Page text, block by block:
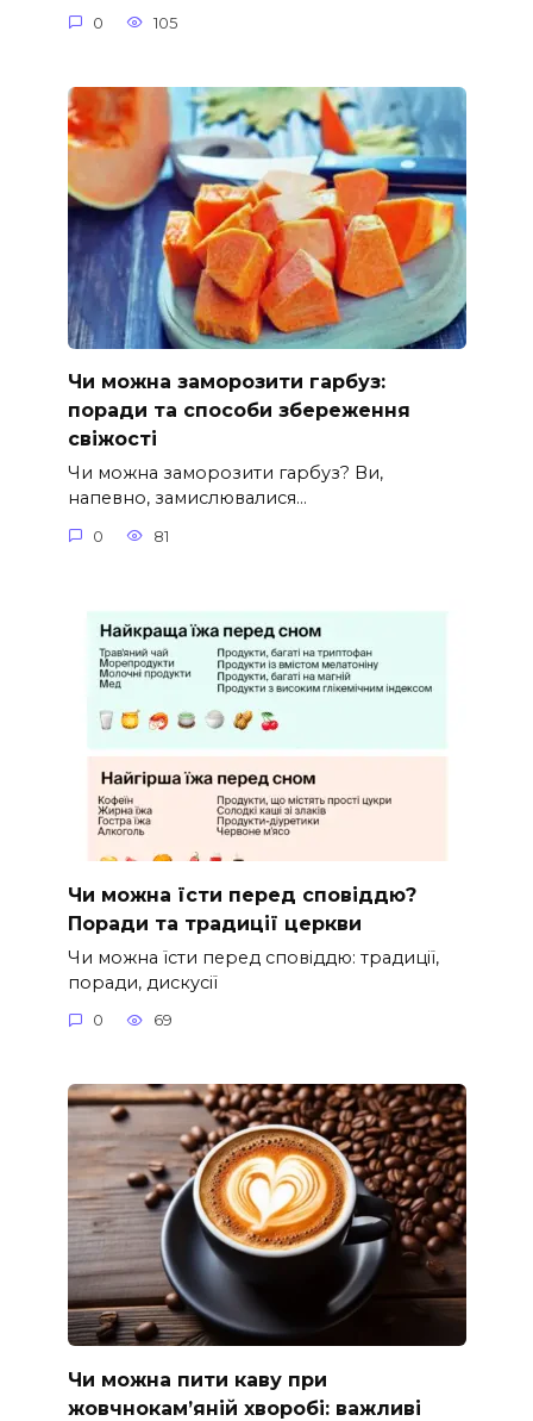
0 105
Чи можна заморозити гарбуз:
поради та способи збереження
свіжості
Чи можна заморозити гарбуз? Ви,
напевно, замислювалися…
0 81
Чи можна їсти перед сповіддю?
Поради та традиції церкви
Чи можна їсти перед сповіддю: традиції,
поради, дискусії
0 69
Чи можна пити каву при
жовчнокам’яній хворобі: важливі